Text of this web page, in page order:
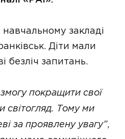
навчальному закладі
Діти мали
безліч запитань.
змогу покращити свої
світогляд. Тому ми
за проявлену увагу”,